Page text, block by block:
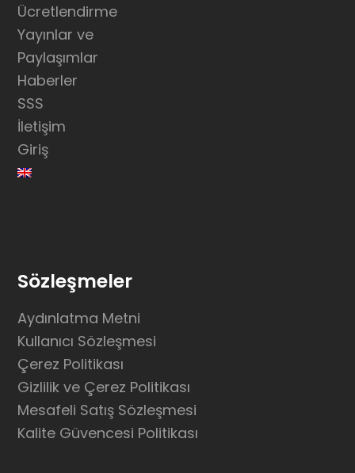
Ücretlendirme
Yayınlar ve
Paylaşımlar
Haberler
SSS
İletişim
Giriş
Sözleşmeler
Aydınlatma Metni
Kullanıcı Sözleşmesi
Çerez Politikası
Gizlilik ve Çerez Politikası
Mesafeli Satış Sözleşmesi
Kalite Güvencesi Politikası